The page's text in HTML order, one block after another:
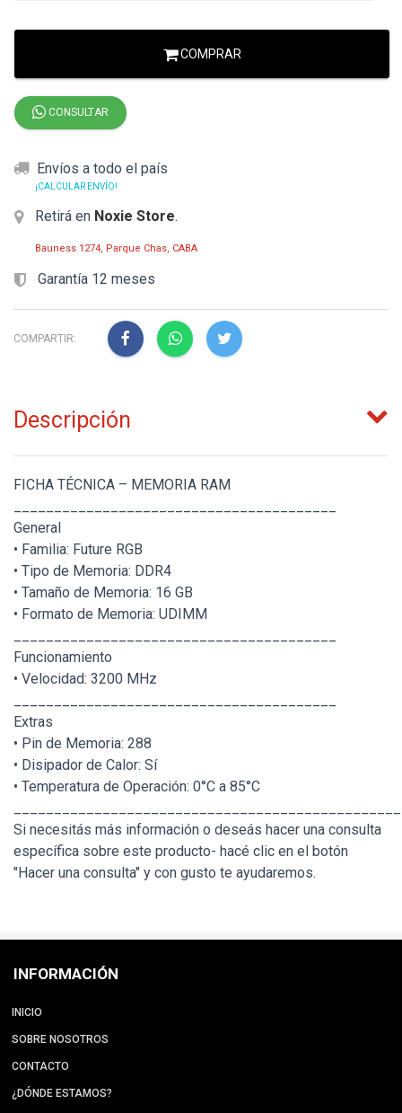
COMPRAR
CONSULTAR
Envíos a todo el país
¡CALCULAR ENVÍO!
Retirá en Noxie Store.
Bauness 1274, Parque Chas, CABA
Garantía 12 meses
COMPARTIR:
Descripción
FICHA TÉCNICA – MEMORIA RAM
General
• Familia: Future RGB
• Tipo de Memoria: DDR4
• Tamaño de Memoria: 16 GB
• Formato de Memoria: UDIMM
Funcionamiento
• Velocidad: 3200 MHz
Extras
• Pin de Memoria: 288
• Disipador de Calor: Sí
• Temperatura de Operación: 0°C a 85°C
Si necesitás más información o deseás hacer una consulta
específica sobre este producto- hacé clic en el botón
"Hacer una consulta" y con gusto te ayudaremos.
INFORMACIÓN
INICIO
SOBRE NOSOTROS
CONTACTO
¿DÓNDE ESTAMOS?